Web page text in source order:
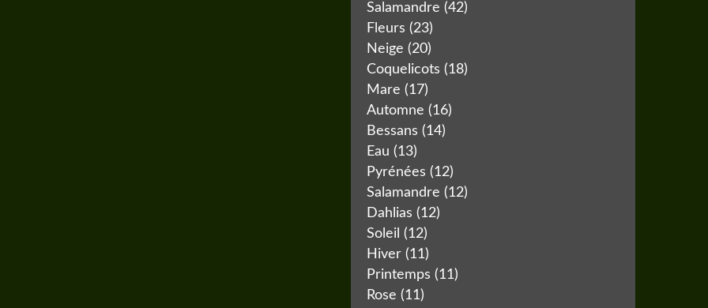
Salamandre (42)
Fleurs (23)
Neige (20)
Coquelicots (18)
Mare (17)
Automne (16)
Bessans (14)
Eau (13)
Pyrénées (12)
Salamandre (12)
Dahlias (12)
Soleil (12)
Hiver (11)
Printemps (11)
Rose (11)